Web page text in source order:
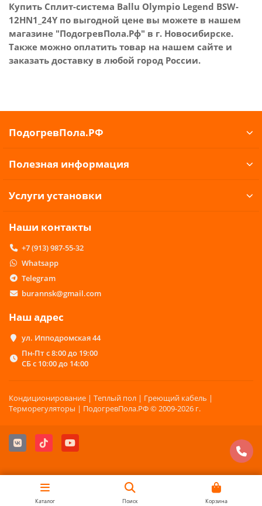
Купить Сплит-система Ballu Olympio Legend BSW-
12HN1_24Y по выгодной цене вы можете в нашем
магазине "ПодогревПола.Рф" в г. Новосибирске.
Также можно оплатить товар на нашем сайте и
заказать доставку в любой город России.
ПодогревПола.РФ
Полезная информация
Услуги установки
Наши контакты
+7 (913) 987-55-32
Whatsapp
Telegram
burannsk@gmail.com
Наш адрес
ул. Ипподромская 44
Пн-Пт с 8:00 до 19:00
СБ с 10:00 до 14:00
Кондиционирование | Теплый пол | Греющий кабель |
Терморегуляторы | ПодогревПола.РФ © 2009-2026 г.
Каталог Поиск Корзина